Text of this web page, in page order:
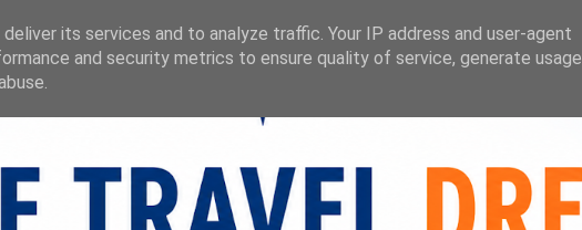
its services and to analyze traffic. Your IP address and user-agent
and security metrics to ensure quality of service, generate usage